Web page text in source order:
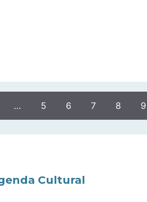
… 5 6 7 8 9
Cultural